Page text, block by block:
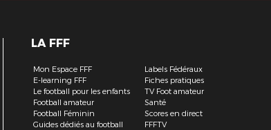
LA FFF
Mon Espace FFF
E-learning FFF
Le football pour les enfants
Football amateur
Football Féminin
Guides dédiés au football
Labels Fédéraux
Fiches pratiques
TV Foot amateur
Santé
Scores en direct
FFFTV